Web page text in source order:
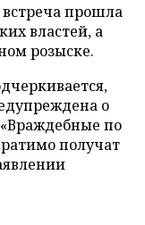
прошла
властей, а
розыске.
о
по
получат